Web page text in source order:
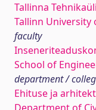
Tallinna
Tallinn University
faculty
School of
department /
Ehituse ja